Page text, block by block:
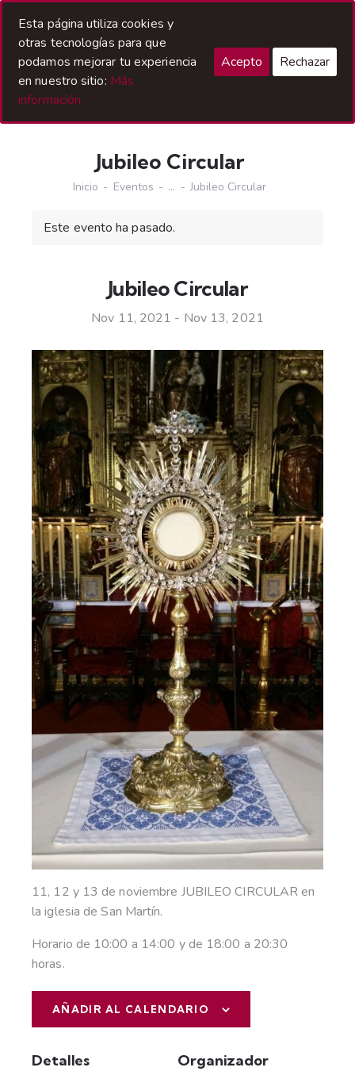
Jubileo Circular
Inicio Eventos ... Jubileo Circular
Este evento ha pasado.
Jubileo Circular
Nov 11, 2021 - Nov 13, 2021
11, 12 y 13 de noviembre JUBILEO CIRCULAR en
la iglesia de San Martín.
Horario de 10:00 a 14:00 y de 18:00 a 20:30
horas.
AÑADIR AL CALENDARIO
Detalles Organizador
Esta página utiliza cookies y
otras tecnologías para que
podamos mejorar tu experiencia
en nuestro sitio: Más
información.
Acepto Rechazar